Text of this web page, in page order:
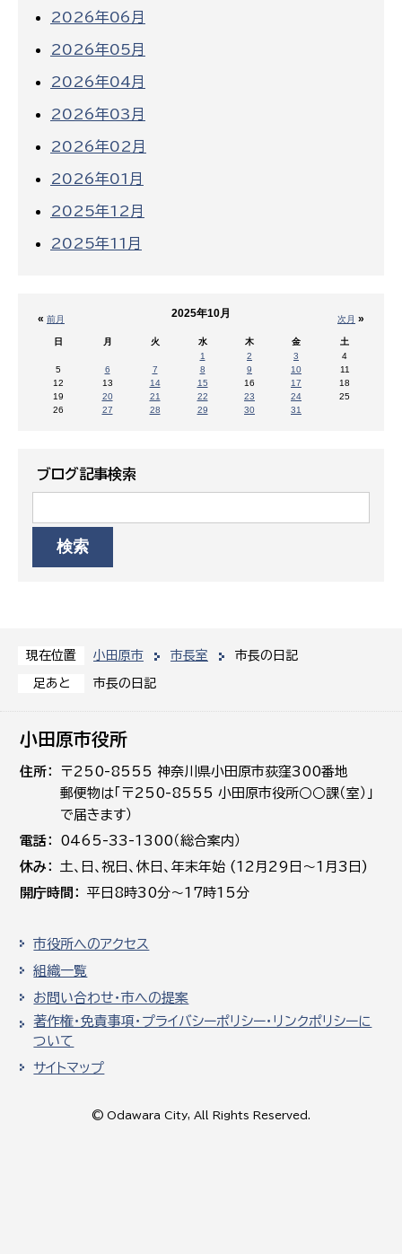
現在位置 小田原市 市長室 市長の日記
足あと 市長の日記
2026年06月
2026年05月
2026年04月
2026年03月
2026年02月
2026年01月
2025年12月
2025年11月
« 前月 次月 »
2025年10月
日 月 火 水 木 金
土
1
2 3
4
5
6 7 8 9 10
11
12
13 14 15 16 17
18
19
20 21 22 23 24
25
26
27 28 29 30 31
ブログ記事検索
小田原市役所
住所
〒250-8555 神奈川県小田原市荻窪300番地
郵便物は「〒250-8555 小田原市役所○○課（室）」
で届きます）
電話
0465-33-1300（総合案内）
休み
土､日､祝日、休日、年末年始 (12月29日～1月3日)
開庁時間
平日8時30分～17時15分
市役所へのアクセス
組織一覧
お問い合わせ・市への提案
著作権・免責事項・プライバシーポリシー・リンクポリシーに
ついて
サイトマップ
© Odawara City, All Rights Reserved.